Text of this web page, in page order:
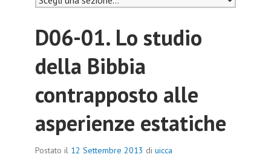
D06-01. Lo studio
della Bibbia
contrapposto alle
asperienze estatiche
Postato il 12 Settembre 2013 di uicca